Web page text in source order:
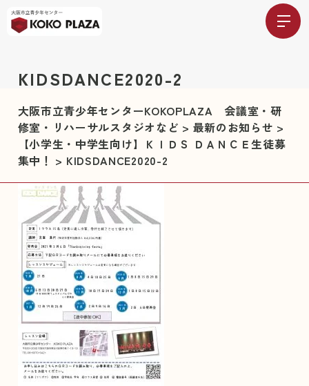
KIDSDANCE2020-2
大阪市立青少年センターKOKOPLAZA 会議室・研
修室・リハーサルスタジオなど > 最新のお知らせ >
【小学生・中学生向け】ＫＩＤＳ ＤＡＮＣＥ生徒募
集中！ > KIDSDANCE2020-2